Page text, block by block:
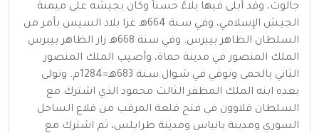
جالوت، وقد أبلى فيها بلاءً حسناً وكان بجيشه على ميمنة
الجيـش الإسلامي، وفي سـنة 664هـ غزا بلاد السيس بأمر من
السلطان الظاهر بيبرس. وفي سنة 668هـ زار الظاهر بيبرس
الملك المنصور في مدينة حماة، وأصيب الملك المنصور
الثاني بالحمى وتوفي في شـوال سـنة 683هـ=1284م. وتولى
بعده ابنه الملك المظفر الثالث محمود الذي اشترك مع
السلطان قلاوون في فتح قلعة المرقب من قلاع الساحل
السوري ومدينة بانياس ومدينة طرابلس، ثم اشترك مع